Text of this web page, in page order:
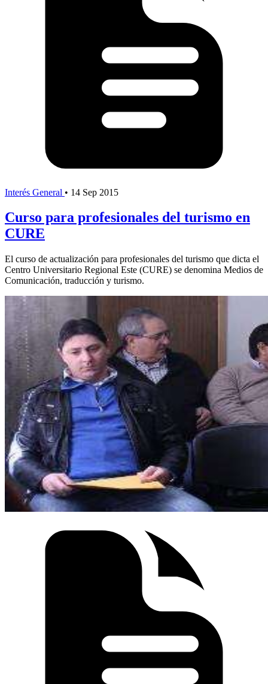
Interés General • 14 Sep 2015
Curso para profesionales del turismo en
CURE
El curso de actualización para profesionales del turismo que dicta el
Centro Universitario Regional Este (CURE) se denomina Medios de
Comunicación, traducción y turismo.